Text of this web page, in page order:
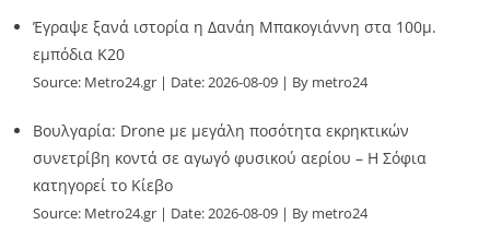
Έγραψε ξανά ιστορία η Δανάη Μπακογιάννη στα 100μ.
εμπόδια Κ20
Source: Metro24.gr Date: 2026-08-09 By metro24
Βουλγαρία: Drone με μεγάλη ποσότητα εκρηκτικών
συνετρίβη κοντά σε αγωγό φυσικού αερίου – Η Σόφια
κατηγορεί το Κίεβο
Source: Metro24.gr Date: 2026-08-09 By metro24